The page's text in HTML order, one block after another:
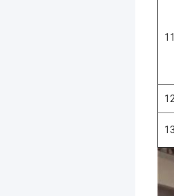
11
12
13